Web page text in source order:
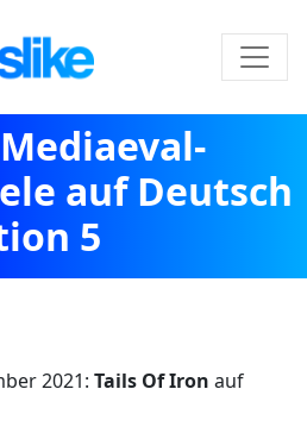
auf Deutsch
5
2021: Tails Of Iron auf